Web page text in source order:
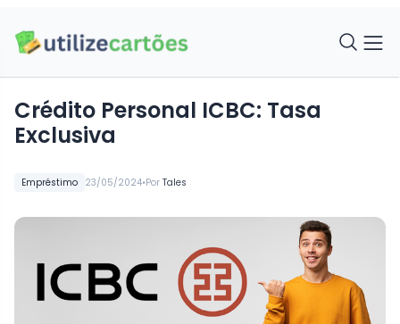
Empréstimo 23/05/2024•Por Tales
Crédito Personal ICBC: Tasa
Exclusiva